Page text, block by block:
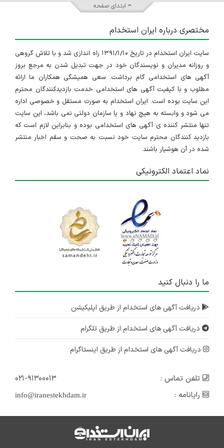
ابتدای صفحه
مختصری درباره ایران استخدام
سایت ایران استخدام در تاریخ ۱۳۹۱/۱/۱۰ راه اندازی شد و با تلاش گروهی
و روزانه مدیران و نویسندگان خود در جهت تبدیل شدن به مرجع بروز
آگهی های استخدامی گام برداشت. سعی همیشگی همکاران ما ارائه
مطلوب و با کیفیت آگهی های استخدامی خدمت بازدیدکنندگان محترم
این سایت بوده است. ایران استخدام به صورت مستقل و خصوصی اداره
می شود و وابسته به هیچ نهاد و یا سازمان دولتی نمی باشد، این سایت
تنها منتشر کننده ی آگهی های استخدامی بوده و بنابراین لازم است که
بازدید کنندگان محترم سایت خود نسبت به صحت و سقم اخبار منتشر
شده در آن هوشیار باشند.
نماد اعتماد الکترونیکی
ما را دنبال کنید
دریافت آگهی های استخدام از طریق اپلیکیشن
دریافت آگهی های استخدام از طریق تلگرام
دریافت آگهی های استخدام از طریق اینستاگرام
تلفن تماس :
۰۲۱-۹۱۳۰۰۰۱۳
رایانامه :
info@iranestekhdam.ir